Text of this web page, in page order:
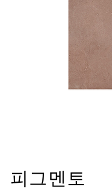
피그멘토